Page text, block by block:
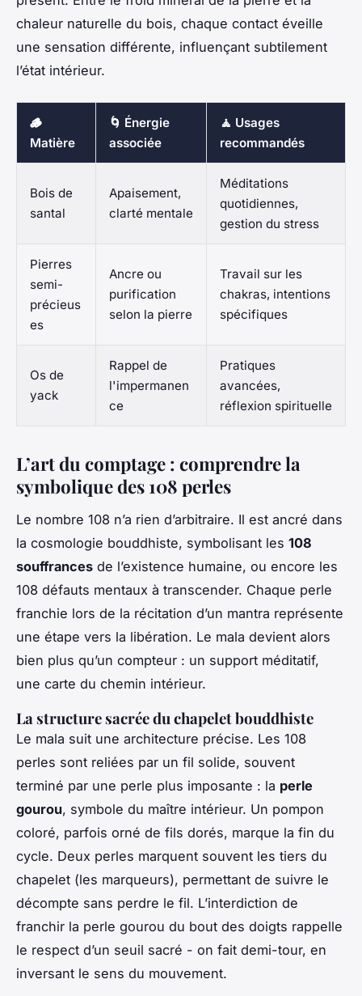
chaleur naturelle du bois, chaque contact éveille
une sensation différente, influençant subtilement
l’état intérieur.
🪵
Matière
🌀 Énergie
associée
🧘 Usages
recommandés
Bois de
santal
Apaisement,
clarté mentale
Méditations
quotidiennes,
gestion du stress
Pierres
semi-
précieus
es
Ancre ou
purification
selon la pierre
Travail sur les
chakras, intentions
spécifiques
Os de
yack
Rappel de
l'impermanen
ce
Pratiques
avancées,
réflexion spirituelle
L’art du comptage : comprendre la
symbolique des 108 perles
Le nombre 108 n’a rien d’arbitraire. Il est ancré dans
la cosmologie bouddhiste, symbolisant les 108
souffrances de l’existence humaine, ou encore les
108 défauts mentaux à transcender. Chaque perle
franchie lors de la récitation d’un mantra représente
une étape vers la libération. Le mala devient alors
bien plus qu’un compteur : un support méditatif,
une carte du chemin intérieur.
La structure sacrée du chapelet bouddhiste
Le mala suit une architecture précise. Les 108
perles sont reliées par un fil solide, souvent
terminé par une perle plus imposante : la perle
gourou, symbole du maître intérieur. Un pompon
coloré, parfois orné de fils dorés, marque la fin du
cycle. Deux perles marquent souvent les tiers du
chapelet (les marqueurs), permettant de suivre le
décompte sans perdre le fil. L’interdiction de
franchir la perle gourou du bout des doigts rappelle
le respect d’un seuil sacré - on fait demi-tour, en
inversant le sens du mouvement.